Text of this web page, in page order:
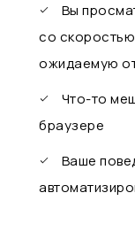
Вы
со
ожидаемую
Что-то
браузере
Ваше